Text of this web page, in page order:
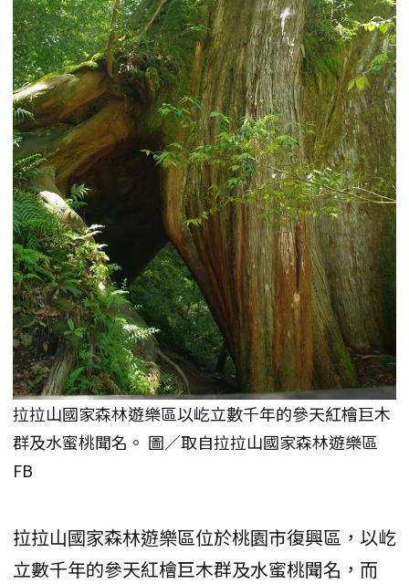
拉拉山國家森林遊樂區以屹立數千年的參天紅檜巨木
群及水蜜桃聞名。 圖／取自拉拉山國家森林遊樂區
FB
拉拉山國家森林遊樂區位於桃園市復興區，以屹
立數千年的參天紅檜巨木群及水蜜桃聞名，而